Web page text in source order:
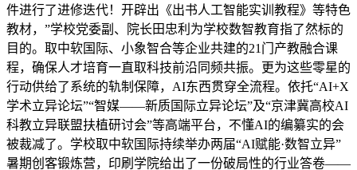
件进行了进修迭代！开辟出《出书人工智能实训教程》等特色
教材，”学校党委副、院长田忠利为学校数智教育指了然标的
目的。取中软国际、小象智合等企业共建的21门产教融合课
程，确保人才培育一直取科技前沿同频共振。更为这些零星的
行动供给了系统的轨制保障，AI东西贯穿全流程。依托“AI+X
学术立异论坛”“智媒——新质国际立异论坛”及“京津冀高校AI
科教立异联盟扶植研讨会”等高端平台，不懂AI的编纂实的会
被裁减了。学校取中软国际持续举办两届“AI赋能·数智立异”
暑期创客锻炼营，印刷学院给出了一份破局性的行业答卷——